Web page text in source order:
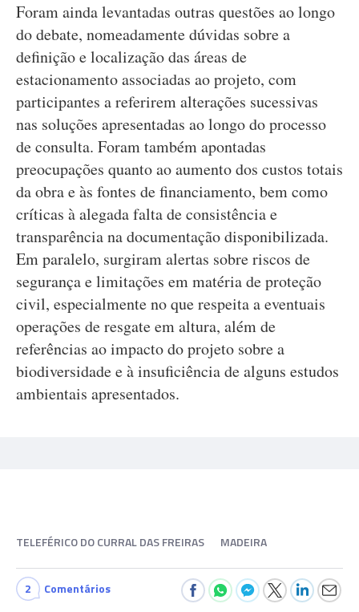
Foram ainda levantadas outras questões ao longo
do debate, nomeadamente dúvidas sobre a
definição e localização das áreas de
estacionamento associadas ao projeto, com
participantes a referirem alterações sucessivas
nas soluções apresentadas ao longo do processo
de consulta. Foram também apontadas
preocupações quanto ao aumento dos custos totais
da obra e às fontes de financiamento, bem como
críticas à alegada falta de consistência e
transparência na documentação disponibilizada.
Em paralelo, surgiram alertas sobre riscos de
segurança e limitações em matéria de proteção
civil, especialmente no que respeita a eventuais
operações de resgate em altura, além de
referências ao impacto do projeto sobre a
biodiversidade e à insuficiência de alguns estudos
ambientais apresentados.
TELEFÉRICO DO CURRAL DAS FREIRAS MADEIRA
2 Comentários